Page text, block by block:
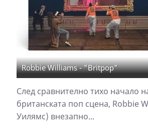
Robbie Williams - "Britpop"
След сравнително тихо начало
британската поп сцена, Robbie
Уилямс) внезапно...